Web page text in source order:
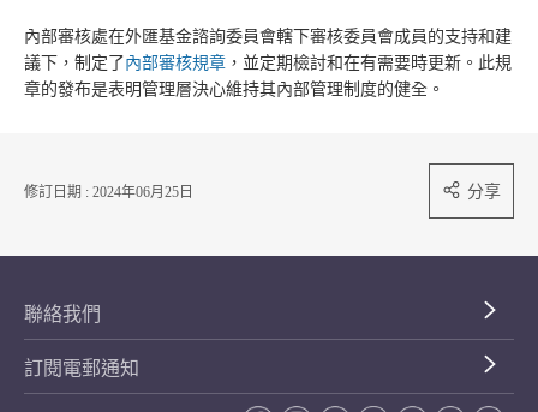
內部審核處在外匯基金諮詢委員會轄下審核委員會成員的支持和建
議下，制定了內部審核規章 ，並定期檢討和在有需要時更新。此規
章的發布是表明管理層決心維持其內部管理制度的健全。
修訂日期 : 2024年06月25日 分享
聯絡我們
訂閱電郵通知